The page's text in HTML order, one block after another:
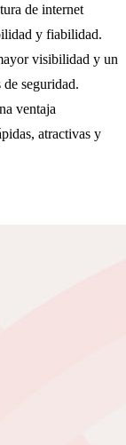
de internet
y fiabilidad.
visibilidad y un
seguridad.
ventaja
atractivas y